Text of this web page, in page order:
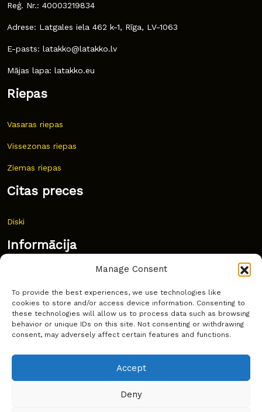
Manage Consent
To provide the best experiences, we use technologies like
cookies to store and/or access device information. Consenting to
these technologies will allow us to process data such as browsing
behavior or unique IDs on this site. Not consenting or withdrawing
consent, may adversely affect certain features and functions.
Accept
Deny
Reģ. Nr.: 40003219834
Adrese: Latgales iela 462 k-1, Rīga, LV-1063
E-pasts: latakko@latakko.lv
Mājas lapa: latakko.eu
Riepas
Vasaras riepas
Vissezonas riepas
Ziemas riepas
Citas preces
Diski
Informācija
Bieži uzdoti jautājumi
Kur pirkt?
Sīkdatņu politika